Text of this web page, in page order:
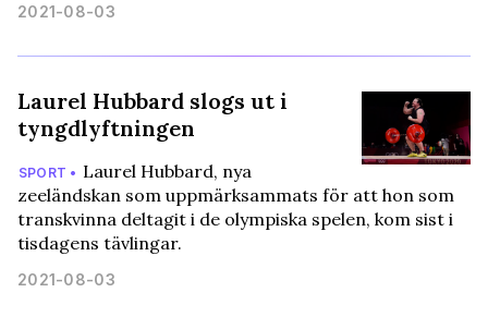
2021-08-03
Laurel Hubbard slogs ut i
tyngdlyftningen
SPORT • Laurel Hubbard, nya
zeeländskan som uppmärksammats för att hon som
transkvinna deltagit i de olympiska spelen, kom sist i
tisdagens tävlingar.
2021-08-03